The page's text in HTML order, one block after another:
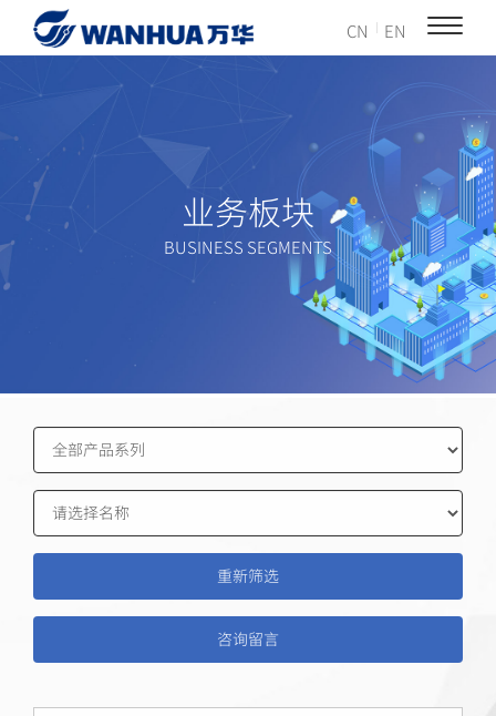
CN EN
业务板块
BUSINESS SEGMENTS
咨询留言